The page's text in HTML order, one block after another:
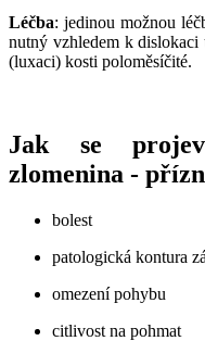
Léčba: jedinou možnou
nutný vzhledem k dislokaci
(luxaci) kosti poloměsíčité.
Jak se
zlomenina -
bolest
patologická kontura
omezení pohybu
citlivost na pohmat